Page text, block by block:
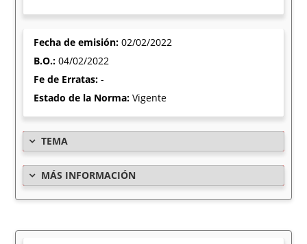
Fecha de emisión:02/02/2022
B.O.:04/02/2022
Fe de Erratas:-
Estado de la Norma:Vigente
TEMA
MÁS INFORMACIÓN